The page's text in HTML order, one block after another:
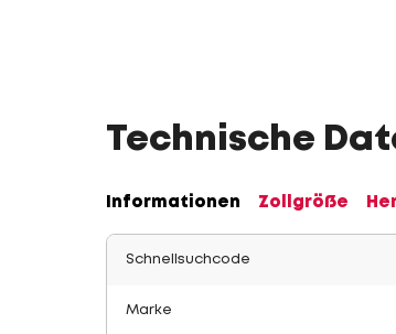
Technische
Informationen Zollgröße
Schnellsuchcode
Marke